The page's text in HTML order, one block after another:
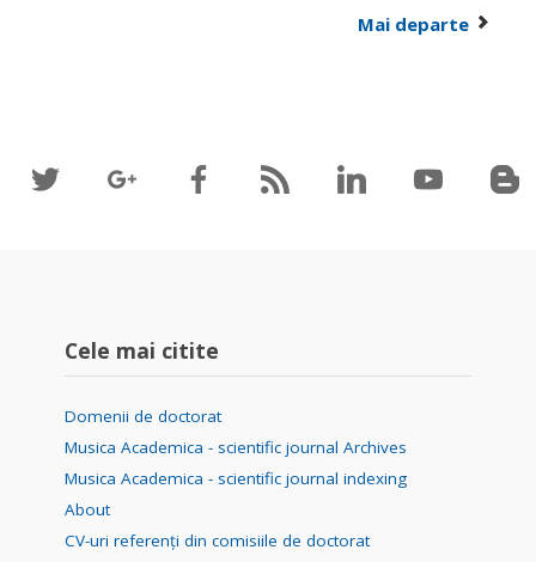
Mai departe
Cele mai citite
Domenii de doctorat
Musica Academica - scientific journal Archives
Musica Academica - scientific journal indexing
About
CV-uri referenți din comisiile de doctorat